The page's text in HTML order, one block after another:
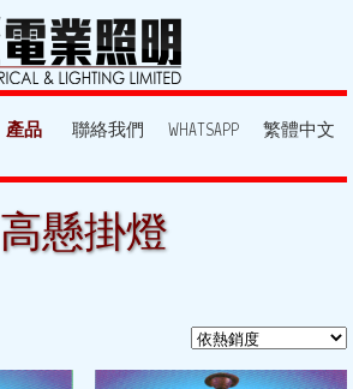
產品 聯絡我們 WHATSAPP 繁體中文
高懸掛燈